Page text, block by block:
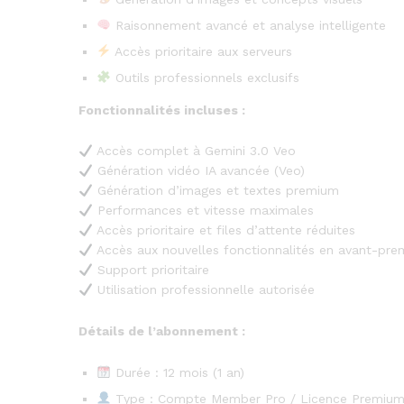
Raisonnement avancé et analyse intelligente
Accès prioritaire aux serveurs
Outils professionnels exclusifs
Fonctionnalités incluses :
Accès complet à Gemini 3.0 Veo
Génération vidéo IA avancée (Veo)
Génération d’images et textes premium
Performances et vitesse maximales
Accès prioritaire et files d’attente réduites
Accès aux nouvelles fonctionnalités en avant-
Support prioritaire
Utilisation professionnelle autorisée
Détails de l’abonnement :
Durée : 12 mois (1 an)
Type : Compte Member Pro / Licence Premium